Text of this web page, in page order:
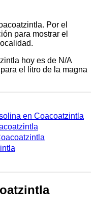
Por el
para mostrar el
hoy es de N/A
el litro de la magna
en Coacoatzintla